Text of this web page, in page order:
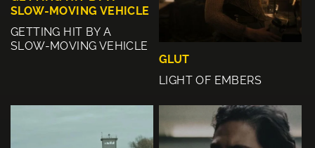
SLOW-MOVING VEHICLE
GETTING HIT BY A
SLOW-MOVING VEHICLE
GLUT
LIGHT OF EMBERS